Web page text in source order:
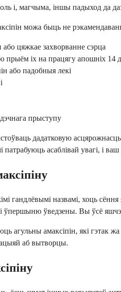
і, магчыма, іншы падыход да
можа быць не
цяжкае захворванне сэрца
прыём іх на працягу апошніх 14
або падобныя лекі
прыступу
дадатковую
патрабуюць асаблівай увагі, і
гандлёвымі назвамі, хоць
ўпершыню ўведзены. Вы ўсё
агульны амаксіпін, які гэтак
аб вытворцы.